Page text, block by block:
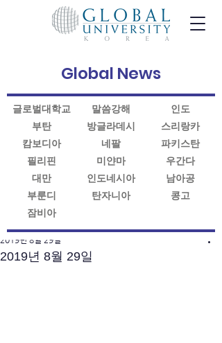
2019년 8월 29일
2019년 8월 29일
Global News
글로벌대학교 말씀강해
인도
부탄
방글라데시
스리랑카
캄보디아
네팔
파키스탄
필리핀
미얀마
우간다
대만
인도네시아
남아공
부룬디
탄자니아
콩고
잠비아